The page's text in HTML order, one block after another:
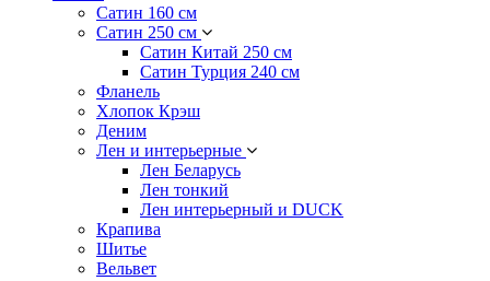
Сатин 160 см
Сатин 250 см
Сатин Китай 250 см
Сатин Турция 240 см
Фланель
Хлопок Крэш
Деним
Лен и интерьерные
Лен Беларусь
Лен тонкий
Лен интерьерный и DUCK
Крапива
Шитье
Вельвет